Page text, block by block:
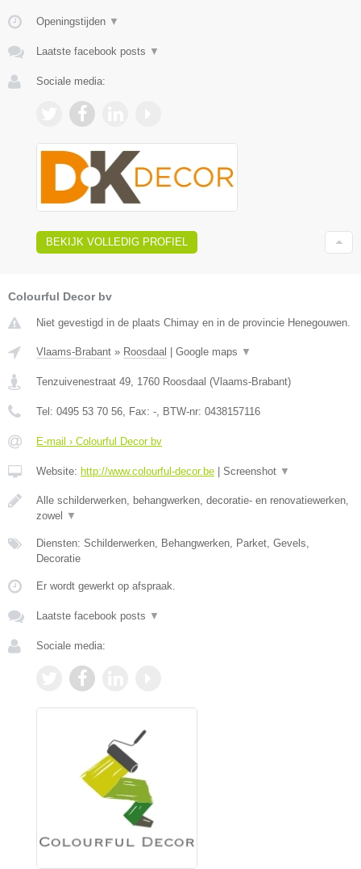
Openingstijden ▼
Laatste facebook posts ▼
Sociale media:
BEKIJK VOLLEDIG PROFIEL
Colourful Decor bv
Niet gevestigd in de plaats Chimay en in de provincie Henegouwen.
Vlaams-Brabant » Roosdaal | Google maps ▼
Tenzuivenestraat 49 1760 Roosdaal (Vlaams-Brabant)
Tel: 0495 53 70 56 , Fax: - , BTW-nr: 0438157116
E-mail › Colourful Decor bv
Website: http://www.colourful-decor.be | Screenshot ▼
Alle schilderwerken, behangwerken, decoratie- en renovatiewerken,
zowel ▼
Diensten: Schilderwerken, Behangwerken, Parket, Gevels,
Decoratie
Er wordt gewerkt op afspraak.
Laatste facebook posts ▼
Sociale media: